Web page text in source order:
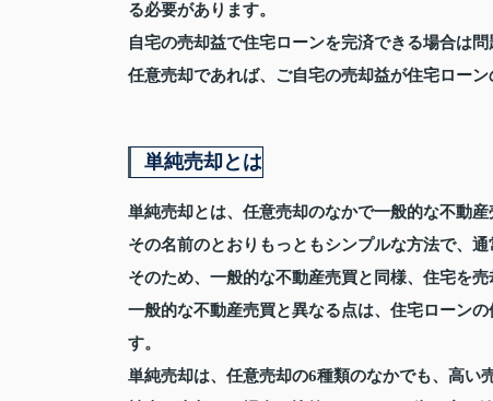
る必要があります。
自宅の売却益で住宅ローンを完済できる場合は
任意売却であれば、ご自宅の売却益が住宅ロー
単純売却とは
単純売却とは、任意売却のなかで一般的な不動
その名前のとおりもっともシンプルな方法で、
そのため、一般的な不動産売買と同様、住宅を
一般的な不動産売買と異なる点は、住宅ローン
す。
単純売却は、任意売却の6種類のなかでも、高い